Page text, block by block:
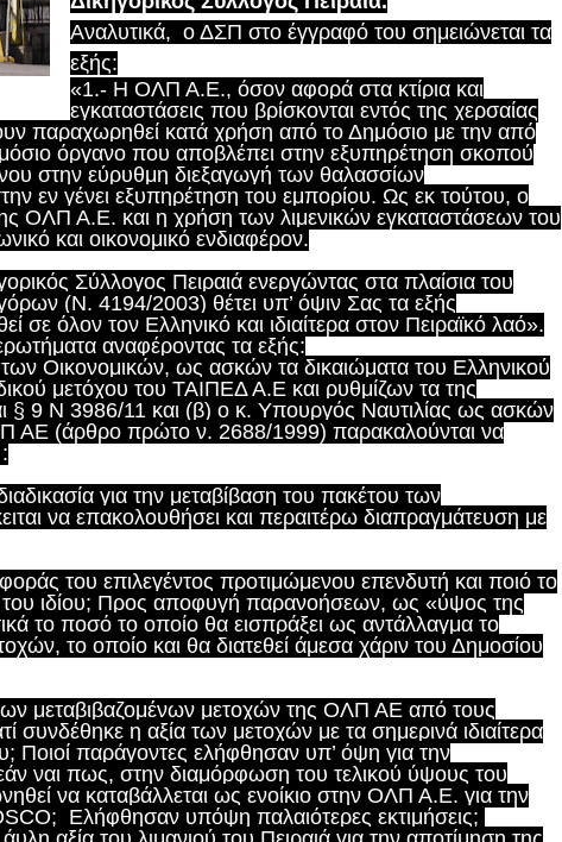
Αναλυτικά, ο ΔΣΠ στο έγγραφό του σημειώνεται τα
εξής:
«1.- Η ΟΛΠ Α.Ε., όσον αφορά στα κτίρια και
εγκαταστάσεις που βρίσκονται εντός της χερσαίας
παραχωρηθεί κατά χρήση από το Δημόσιο με την από
όργανο που αποβλέπει στην εξυπηρέτηση σκοπού
στην εύρυθμη διεξαγωγή των θαλασσίων
εν γένει εξυπηρέτηση του εμπορίου. Ως εκ τούτου, ο
ΟΛΠ Α.Ε. και η χρήση των λιμενικών εγκαταστάσεων του
και οικονομικό ενδιαφέρον.
Σύλλογος Πειραιά ενεργώντας στα πλαίσια του
(Ν. 4194/2003) θέτει υπ’ όψιν Σας τα εξής
σε όλον τον Ελληνικό και ιδιαίτερα στον Πειραϊκό λαό».
αναφέροντας τα εξής:
Οικονομικών, ως ασκών τα δικαιώματα του Ελληνικού
μετόχου του ΤΑΙΠΕΔ Α.Ε και ρυθμίζων τα της
§ 9 Ν 3986/11 και (β) ο κ. Υπουργός Ναυτιλίας ως ασκών
ΑΕ (άρθρο πρώτο ν. 2688/1999) παρακαλούνται να
για την μεταβίβαση του πακέτου των
να επακολουθήσει και περαιτέρω διαπραγμάτευση με
του επιλεγέντος προτιμώμενου επενδυτή και ποιό το
ιδίου; Προς αποφυγή παρανοήσεων, ως «ύψος της
το ποσό το οποίο θα εισπράξει ως αντάλλαγμα το
το οποίο και θα διατεθεί άμεσα χάριν του Δημοσίου
μεταβιβαζομένων μετοχών της ΟΛΠ ΑΕ από τους
συνδέθηκε η αξία των μετοχών με τα σημερινά ιδιαίτερα
Ποιοί παράγοντες ελήφθησαν υπ’ όψη για την
ναι πως, στην διαμόρφωση του τελικού ύψους του
να καταβάλλεται ως ενοίκιο στην ΟΛΠ Α.Ε. για την
Ελήφθησαν υπόψη παλαιότερες εκτιμήσεις;